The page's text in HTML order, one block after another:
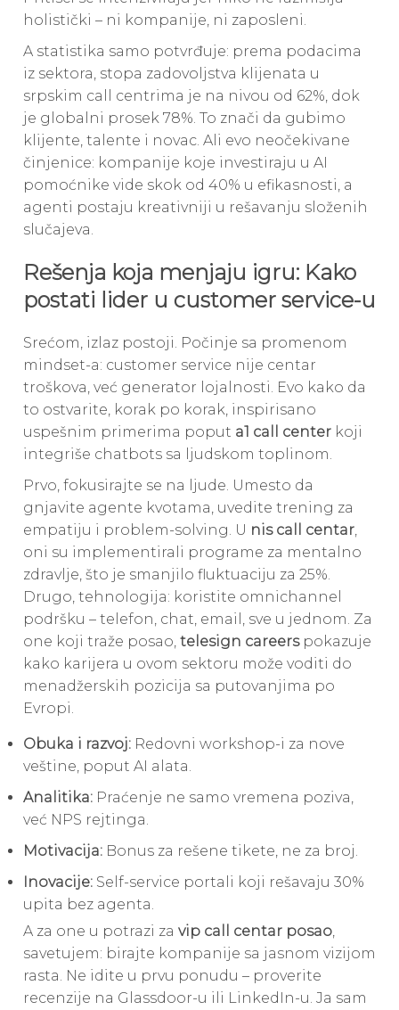
holistički – ni kompanije, ni zaposleni.
A statistika samo potvrđuje: prema podacima
iz sektora, stopa zadovoljstva klijenata u
srpskim call centrima je na nivou od 62%, dok
je globalni prosek 78%. To znači da gubimo
klijente, talente i novac. Ali evo neočekivane
činjenice: kompanije koje investiraju u AI
pomoćnike vide skok od 40% u efikasnosti, a
agenti postaju kreativniji u rešavanju složenih
slučajeva.
Rešenja koja menjaju igru: Kako
postati lider u customer service-u
Srećom, izlaz postoji. Počinje sa promenom
mindset-a: customer service nije centar
troškova, već generator lojalnosti. Evo kako da
to ostvarite, korak po korak, inspirisano
uspešnim primerima poput a1 call center koji
integriše chatbots sa ljudskom toplinom.
Prvo, fokusirajte se na ljude. Umesto da
gnjavite agente kvotama, uvedite trening za
empatiju i problem-solving. U nis call centar
oni su implementirali programe za mentalno
zdravlje, što je smanjilo fluktuaciju za 25%.
Drugo, tehnologija: koristite omnichannel
podršku – telefon, chat, email, sve u jednom. Za
one koji traže posao, telesign careerspokazuje
kako karijera u ovom sektoru može voditi do
menadžerskih pozicija sa putovanjima po
Evropi.
Obuka i razvoj: Redovni workshop-i za nove
veštine, poput AI alata.
Analitika: Praćenje ne samo vremena poziva,
već NPS rejtinga.
Motivacija: Bonus za rešene tikete, ne za broj.
Inovacije: Self-service portali koji rešavaju 30%
upita bez agenta.
A za one u potrazi za vip call centar posao
savetujem: birajte kompanije sa jasnom vizijom
rasta. Ne idite u prvu ponudu – proverite
recenzije na Glassdoor-u ili LinkedIn-u. Ja sam